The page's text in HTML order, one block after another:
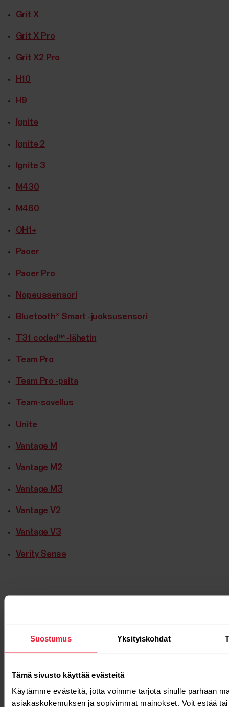
Suostumus Yksityiskohdat
Tämä sivusto käyttää evästeitä
Käytämme evästeitä, jotta voimme tarjota sinulle parhaan
asiakaskokemuksen ja sopivimmat mainokset. Voit estää
Grit X
Grit X Pro
Grit X2 Pro
H10
H9
Ignite
Ignite 2
Ignite 3
M430
M460
OH1+
Pacer
Pacer Pro
Nopeussensori
Bluetooth® Smart ‑juoksusensori
T31 coded™ ‑lähetin
Team Pro
Team Pro ‑paita
Team-sovellus
Unite
Vantage M
Vantage M2
Vantage M3
Vantage V2
Vantage V3
Verity Sense
Lisää aiheesta